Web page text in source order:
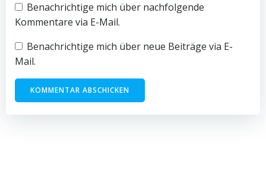
Benachrichtige mich über nachfolgende
Kommentare via E-Mail.
Benachrichtige mich über neue Beiträge via E-
Mail.